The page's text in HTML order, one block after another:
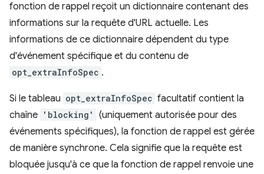
fonction de rappel reçoit un dictionnaire contenant des
informations sur la requête d'URL actuelle. Les
informations de ce dictionnaire dépendent du type
d'événement spécifique et du contenu de
opt_extraInfoSpec .
Si le tableau opt_extraInfoSpec facultatif contient la
chaîne 'blocking'
(uniquement autorisée pour des
événements spécifiques), la fonction de rappel est gérée
de manière synchrone. Cela signifie que la requête est
bloquée jusqu'à ce que la fonction de rappel renvoie une